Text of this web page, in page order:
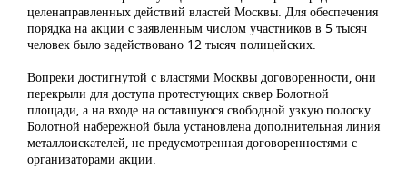
целенаправленных действий властей Москвы. Для обеспечения
порядка на акции с заявленным числом участников в 5 тысяч
человек было задействовано 12 тысяч полицейских.
Вопреки достигнутой с властями Москвы договоренности, они
перекрыли для доступа протестующих сквер Болотной
площади, а на входе на оставшуюся свободной узкую полоску
Болотной набережной была установлена дополнительная линия
металлоискателей, не предусмотренная договоренностями с
организаторами акции.